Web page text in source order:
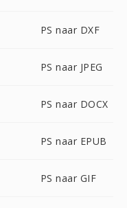
PS naar DXF
PS naar JPEG
PS naar DOCX
PS naar EPUB
PS naar GIF